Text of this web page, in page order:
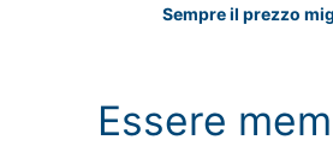
Sempre il prezzo
Essere